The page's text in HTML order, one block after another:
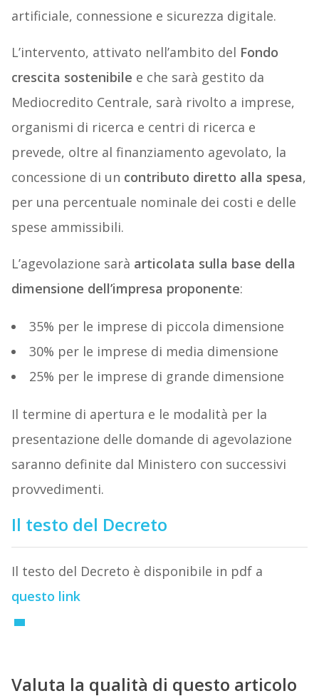
artificiale, connessione e sicurezza digitale.
L’intervento, attivato nell’ambito del Fondo
crescita sostenibile e che sarà gestito da
Mediocredito Centrale, sarà rivolto a imprese,
organismi di ricerca e centri di ricerca e
prevede, oltre al finanziamento agevolato, la
concessione di un contributo diretto alla spesa,
per una percentuale nominale dei costi e delle
spese ammissibili.
L’agevolazione sarà articolata sulla base della
dimensione dell’impresa proponente:
35% per le imprese di piccola dimensione
30% per le imprese di media dimensione
25% per le imprese di grande dimensione
Il termine di apertura e le modalità per la
presentazione delle domande di agevolazione
saranno definite dal Ministero con successivi
provvedimenti.
Il testo del Decreto
Il testo del Decreto è disponibile in pdf a
questo link
Valuta la qualità di questo articolo